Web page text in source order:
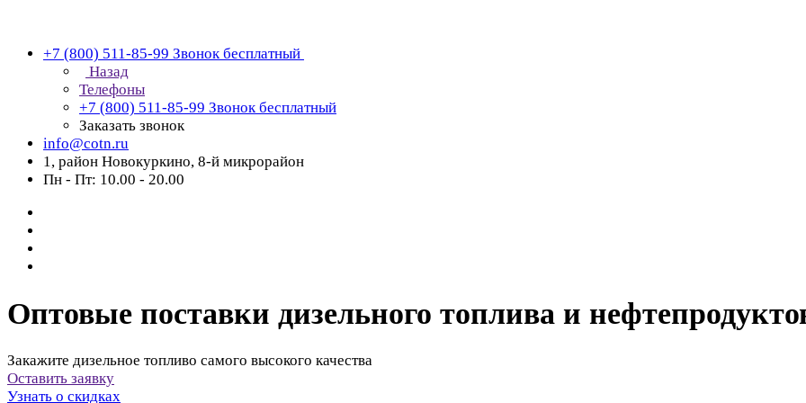
+7 (800) 511-85-99 Звонок бесплатный
Назад
Телефоны
+7 (800) 511-85-99 Звонок бесплатный
Заказать звонок
info@cotn.ru
1, район Новокуркино, 8-й микрорайон
Пн - Пт: 10.00 - 20.00
Оптовые поставки дизельного топлива и
Закажите дизельное топливо самого высокого качества
Оставить заявку
Узнать о скидках